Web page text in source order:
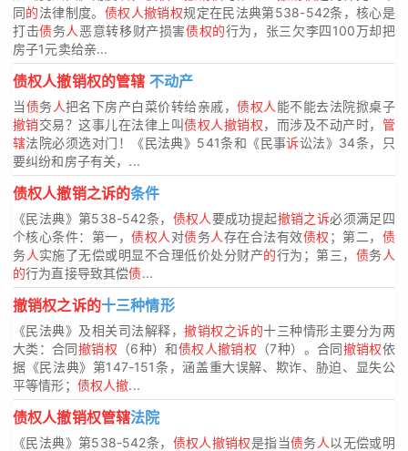
同的法律制度。 债权人撤销权规定在民法典第538-542条，核心是
打击债务人 恶意转移财产损害债权的行为，张三欠李四100万却把
房子1元卖给亲...
债权人撤销权的管辖 不动产
当债务人把名下房产白菜价转给亲戚，债权人 能不能去法院掀桌子
撤销交易？这事儿在法律上叫债权人撤销权，而涉及不动产时， 管
辖法院必须选对门！《民法典》541条和《民事诉讼法》34条，只
要纠纷和房子有关，...
债权人撤销之诉的条件
《民法典》第538-542条， 债权人要成功提起撤销之诉必须满足四
个核心条件：第一，债权人 对债务人存在合法有效债权 ；第二， 债
务人实施了无偿或明显不合理低价处分财产的行为；第三， 债务人
的行为直接导致其偿债...
撤销权之诉的十三种情形
《民法典》及相关司法解释，撤销权之诉的十三种情形主要分为两
大类：合同撤销权 （6种）和债权人撤销权 （7种）。合同撤销权依
据《民法典》第147-151条，涵盖重大误解、欺诈、胁迫、显失公
平等情形； 债权人撤...
债权人撤销权管辖法院
《民法典》第538-542条， 债权人撤销权是指当债务人 以无偿或明